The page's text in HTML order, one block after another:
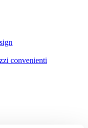
convenienti